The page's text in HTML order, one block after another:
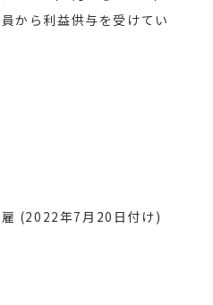
から利益供与を受けてい
(2022年7月20日付け)